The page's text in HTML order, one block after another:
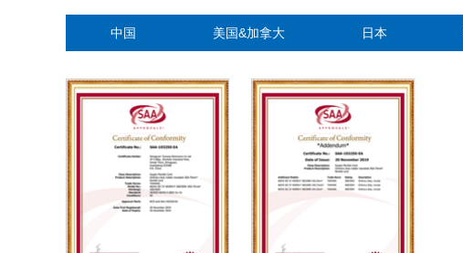
中国 美国&加拿大 日本